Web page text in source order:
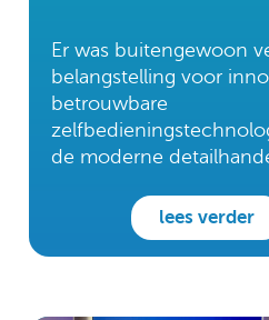
Er was buitengewoon
belangstelling voor
betrouwbare
de moderne
lees verder